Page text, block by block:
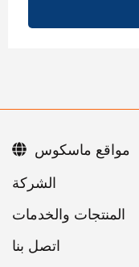
اتصل بنا
مواقع ماسكوس